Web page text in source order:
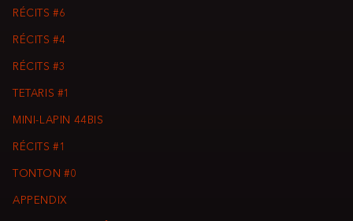
RÉCITS #6
RÉCITS #4
RÉCITS #3
TETARIS #1
MINI-LAPIN 44BIS
RÉCITS #1
TONTON #0
APPENDIX